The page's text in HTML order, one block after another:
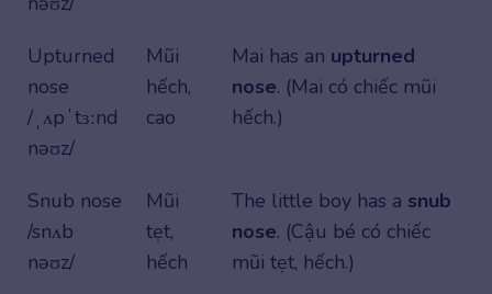
Upturned
nose
/ˌʌpˈtɜːnd
nəʊz/
Mũi
hếch,
cao
Mai has an upturned
nose. (Mai có chiếc mũi
hếch.)
Snub nose
/snʌb
nəʊz/
Mũi
tẹt,
hếch
The little boy has a snub
nose. (Cậu bé có chiếc
mũi tẹt, hếch.)